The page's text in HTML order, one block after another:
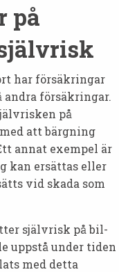
på
har försäkringar
försäkringar.
på
att bärgning
annat exempel är
kan ersättas eller
vid skada som
självrisk på bil-
uppstå under tiden
med detta